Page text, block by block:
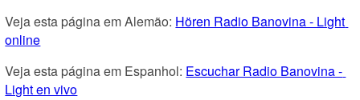
Veja esta página em Alemão: Hören Radio Banovina - Light
online
Veja esta página em Espanhol: Escuchar Radio Banovina -
Light en vivo